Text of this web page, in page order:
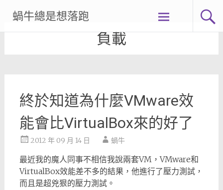
content
蝸牛總是想落跑
負載
終於知道為什麼VMware效
能會比VirtualBox來的好了
2012 年 09 月 14 日 蝸牛
最近我的魔人同事不相信我說兩套VM，VMware和
VirtualBox效能差不多的結果，他進行了壓力測試，
而且是超兇狠的壓力測試。